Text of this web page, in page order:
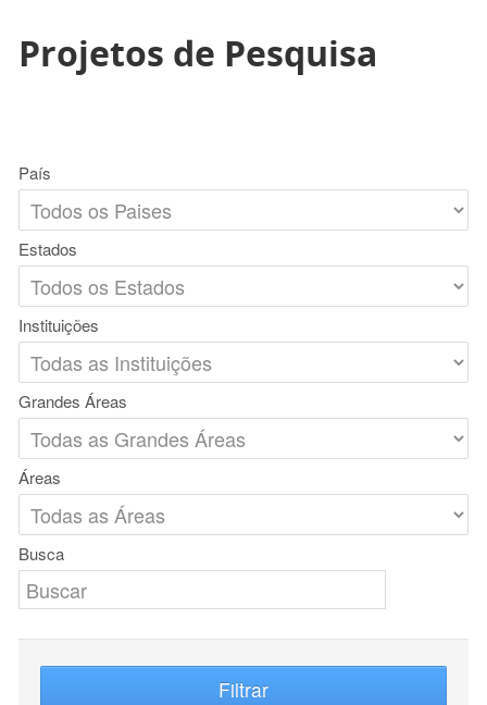
Projetos de Pesquisa
País
Estados
Instituições
Grandes Áreas
Áreas
Busca
Filtrar